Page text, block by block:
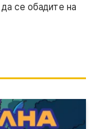
се обадите на